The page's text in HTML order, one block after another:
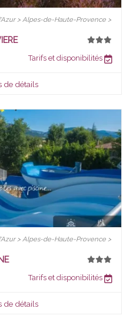
> Alpes-de-Haute-Provence >
Tarifs et disponibilités
de détails
> Alpes-de-Haute-Provence >
Tarifs et disponibilités
de détails